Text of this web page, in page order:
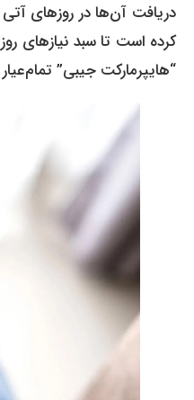
دریافت آن‌ها در روزهای آتی
کرده است تا سبد نیازهای
“هایپرمارکت جیبی”